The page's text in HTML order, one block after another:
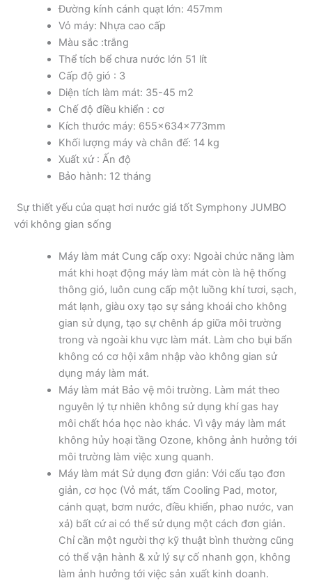
Đường kính cánh quạt lớn: 457mm
Vỏ máy: Nhựa cao cấp
Màu sắc :trắng
Thể tích bể chưa nước lớn 51 lít
Cấp độ gió : 3
Diện tích làm mát: 35-45 m2
Chế độ điều khiển : cơ
Kích thước máy: 655x634x773mm
Khối lượng máy và chân đế: 14 kg
Xuất xứ : Ấn độ
Bảo hành: 12 tháng
Sự thiết yếu của quạt hơi nước giá tốt Symphony JUMBO
với không gian sống
Máy làm mát Cung cấp oxy: Ngoài chức năng làm
mát khi hoạt động máy làm mát còn là hệ thống
thông gió, luôn cung cấp một luồng khí tươi, sạch,
mát lạnh, giàu oxy tạo sự sảng khoái cho không
gian sử dụng, tạo sự chênh áp giữa môi trường
trong và ngoài khu vực làm mát. Làm cho bụi bẩn
không có cơ hội xâm nhập vào không gian sử
dụng máy làm mát.
Máy làm mát Bảo vệ môi trường. Làm mát theo
nguyên lý tự nhiên không sử dụng khí gas hay
môi chất hóa học nào khác. Vì vậy máy làm mát
không hủy hoại tầng Ozone, không ảnh hưởng tới
môi trường làm việc xung quanh.
Máy làm mát Sử dụng đơn giản: Với cấu tạo đơn
giản, cơ học (Vỏ mát, tấm Cooling Pad, motor,
cánh quạt, bơm nước, điều khiển, phao nước, van
xả) bất cứ ai có thể sử dụng một cách đơn giản.
Chỉ cần một người thợ kỹ thuật bình thường cũng
có thể vận hành & xử lý sự cố nhanh gọn, không
làm ảnh hưởng tới việc sản xuất kinh doanh.